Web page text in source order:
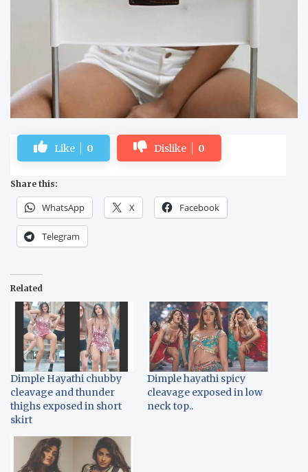
Like 0 Dislike 0
Share this:
WhatsApp X Facebook
Telegram
Related
Dimple Hayathi chubby
cleavage and thunder
thighs exposed in short
skirt
Dimple hayathi spicy
cleavage exposed in low
neck top..